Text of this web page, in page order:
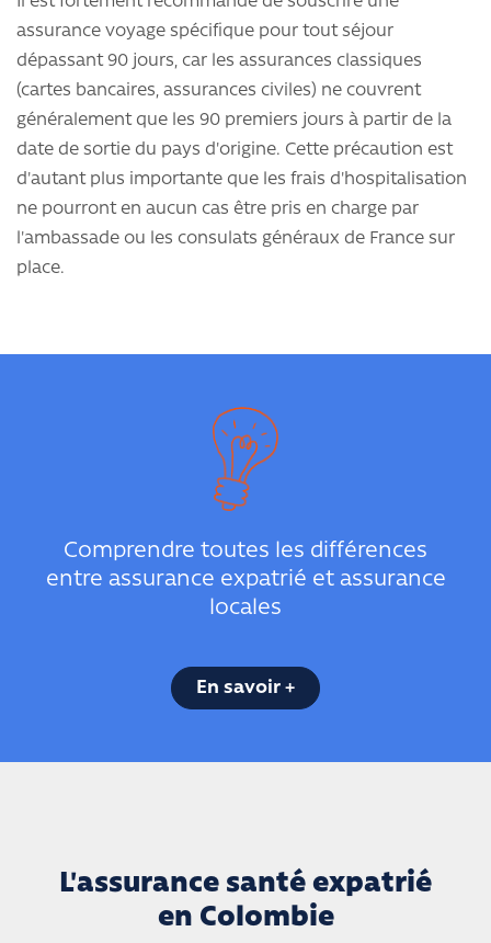
assurance voyage spécifique pour tout séjour
dépassant 90 jours, car les assurances classiques
(cartes bancaires, assurances civiles) ne couvrent
généralement que les 90 premiers jours à partir de la
date de sortie du pays d'origine. Cette précaution est
d'autant plus importante que les frais d'hospitalisation
ne pourront en aucun cas être pris en charge par
l'ambassade ou les consulats généraux de France sur
place.
Comprendre toutes les différences
entre assurance expatrié et assurance
locales
En savoir +
L'assurance santé expatrié
en Colombie